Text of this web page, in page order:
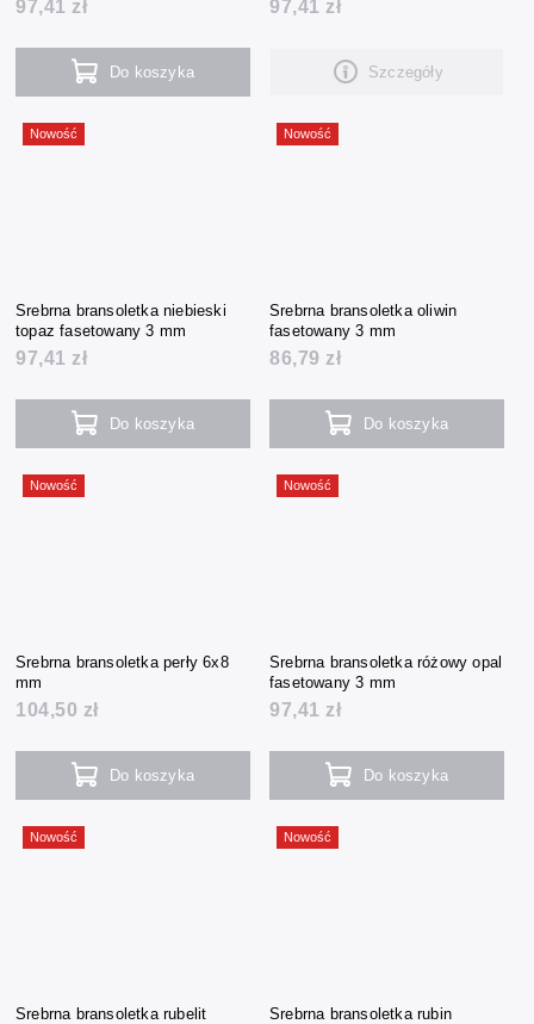
97,41 zł
Do koszyka
97,41 zł
Szczegóły
Nowość
Srebrna bransoletka niebieski
topaz fasetowany 3 mm
97,41 zł
Do koszyka
Nowość
Srebrna bransoletka oliwin
fasetowany 3 mm
86,79 zł
Do koszyka
Nowość
Srebrna bransoletka perły 6x8
mm
104,50 zł
Do koszyka
Nowość
Srebrna bransoletka różowy opal
fasetowany 3 mm
97,41 zł
Do koszyka
Nowość
Srebrna bransoletka rubelit
Nowość
Srebrna bransoletka rubin